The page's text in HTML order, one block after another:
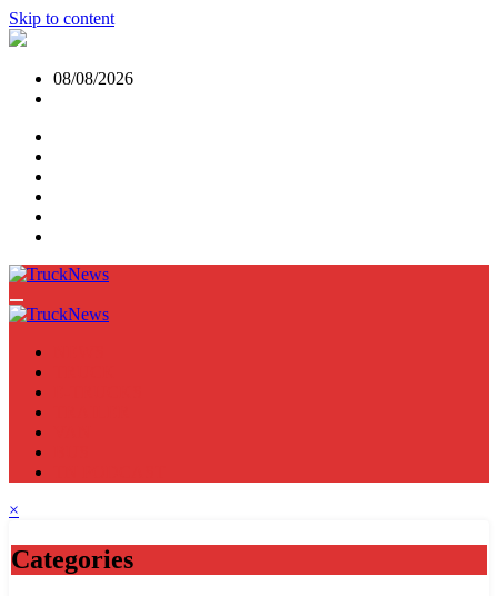
Skip to content
08/08/2026
×
Categories